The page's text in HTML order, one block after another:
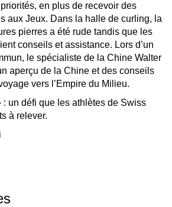
en plus de recevoir des
aux Jeux. Dans la halle de curling, la
pierres a été rude tandis que les
conseils et assistance. Lors d’un
le spécialiste de la Chine Walter
aperçu de la Chine et des conseils
vers l’Empire du Milieu.
: un défi que les athlètes de Swiss
à relever.